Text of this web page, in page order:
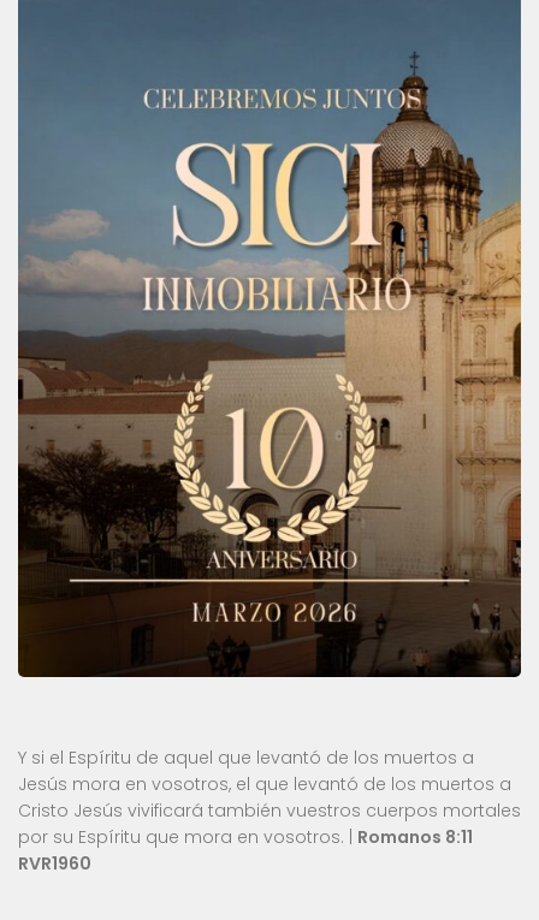
Y si el Espíritu de aquel que levantó de los muertos a
Jesús mora en vosotros, el que levantó de los muertos a
Cristo Jesús vivificará también vuestros cuerpos mortales
por su Espíritu que mora en vosotros. | Romanos 8:11
RVR1960